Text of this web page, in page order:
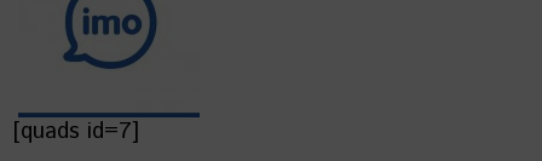
[quads id=7]